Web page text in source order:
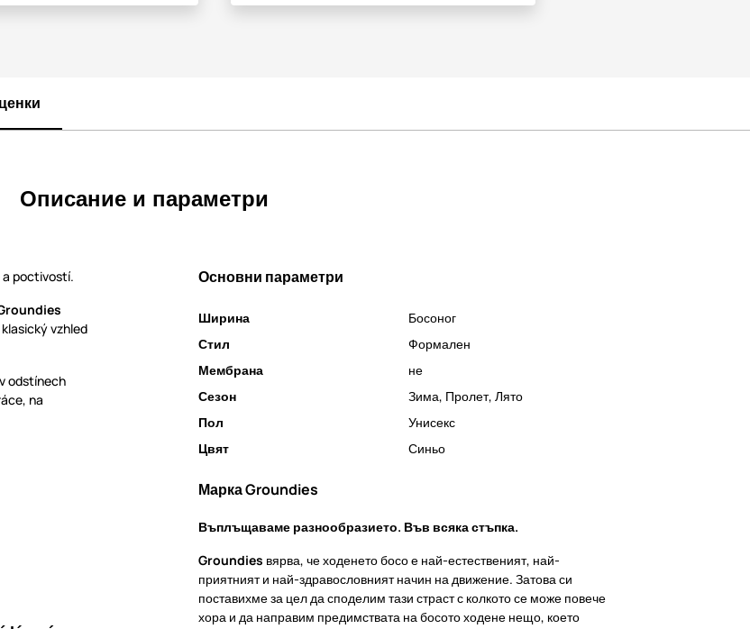
Описание и параметри
a poctivostí.
vzhled
odstínech
na
Основни параметри
Ширина
Босоног
Стил
Формален
Мембрана
не
Сезон
Зима, Пролет, Лято
Пол
Унисекс
Цвят
Синьо
Марка Groundies
Въплъщаваме разнообразието. Във всяка стъпка.
Groundies вярва, че ходенето босо е най-естественият, най-
приятният и най-здравословният начин на движение. Затова си
поставихме за цел да споделим тази страст с колкото се може повече
хора и да направим предимствата на босото ходене нещо, което